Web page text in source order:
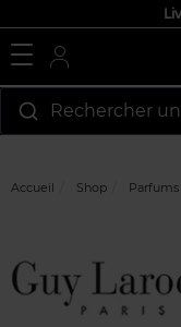
Rechercher
Accueil Shop Parfums